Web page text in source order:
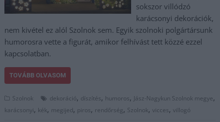
sokszor villódzó
karácsonyi dekorációk,
nem kivétel ez alól Szolnok sem. Egyik szolnoki polgártársunk
humorosra vette a figurát, amikor felhívást tett közzé ezzel
kapcsolatban.
TOVÁBB OLVASOM
Szolnok dekoráció, díszítés, humoros, Jász-Nagykun Szolnok megye,
karácsonyi, kék, megijed, piros, rendőrség, Szolnok,vicces,villogó